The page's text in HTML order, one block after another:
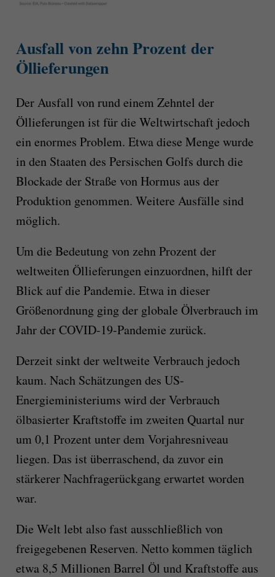
Ausfall von zehn Prozent der
Öllieferungen
Der Ausfall von rund einem Zehntel der
Öllieferungen ist für die Weltwirtschaft jedoch
ein enormes Problem. Etwa diese Menge wurde
in den Staaten des Persischen Golfs durch die
Blockade der Straße von Hormus aus der
Produktion genommen. Weitere Ausfälle sind
möglich.
Um die Bedeutung von zehn Prozent der
weltweiten Öllieferungen einzuordnen, hilft der
Blick auf die Pandemie. Etwa in dieser
Größenordnung ging der globale Ölverbrauch im
Jahr der COVID-19-Pandemie zurück.
Derzeit sinkt der weltweite Verbrauch jedoch
kaum. Nach Schätzungen des US-
Energieministeriums wird der Verbrauch
ölbasierter Kraftstoffe im zweiten Quartal nur
um 0,1 Prozent unter dem Vorjahresniveau
liegen. Das ist überraschend, da zuvor ein
stärkerer Nachfragerückgang erwartet worden
war.
Die Welt lebt also fast ausschließlich von
freigegebenen Reserven. Netto kommen täglich
etwa 8,5 Millionen Barrel Öl und Kraftstoffe aus